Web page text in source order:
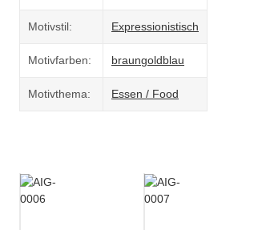
Motivstil: Expressionistisch
Motivfarben: braungoldblau
Motivthema: Essen / Food